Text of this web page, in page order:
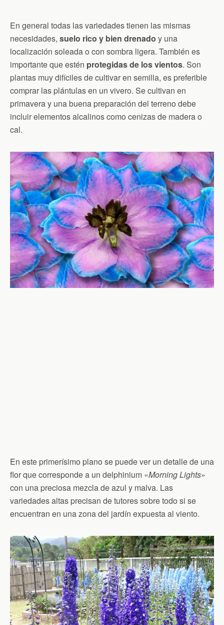
En general todas las variedades tienen las mismas
necesidades, suelo rico y bien drenado y una
localización soleada o con sombra ligera. También es
importante que estén protegidas de los vientos. Son
plantas muy difíciles de cultivar en semilla, es preferible
comprar las plántulas en un vivero. Se cultivan en
primavera y una buena preparación del terreno debe
incluir elementos alcalinos como cenizas de madera o
cal.
En este primerísimo plano se puede ver un detalle de una
flor que corresponde a un delphinium «Morning Lights»
con una preciosa mezcla de azul y malva. Las
variedades altas precisan de tutores sobre todo si se
encuentran en una zona del jardín expuesta al viento.